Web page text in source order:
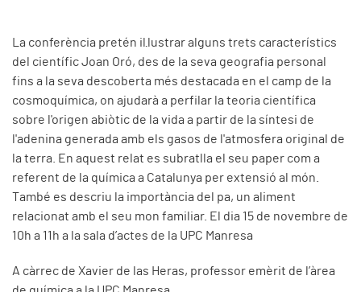
La conferència pretén il·lustrar alguns trets característics
del científic Joan Oró, des de la seva geografia personal
fins a la seva descoberta més destacada en el camp de la
cosmoquímica, on ajudarà a perfilar la teoria científica
sobre l'origen abiòtic de la vida a partir de la síntesi de
l'adenina generada amb els gasos de l'atmosfera original de
la terra. En aquest relat es subratlla el seu paper com a
referent de la química a Catalunya per extensió al món.
També es descriu la importància del pa, un aliment
relacionat amb el seu mon familiar. El dia 15 de novembre de
10h a 11h a la sala d’actes de la UPC Manresa
A càrrec de Xavier de las Heras, professor emèrit de l’àrea